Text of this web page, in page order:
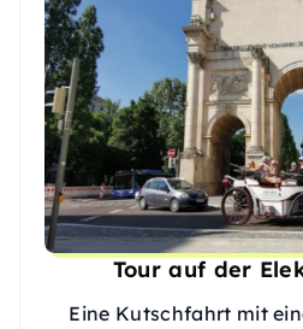
Tour auf der
Eine Kutschfahrt mit